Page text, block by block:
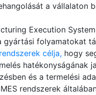
a vállalaton
Execution
gyártási folyamatokat
célja, hogy
hatékonyságának
és a termelési
rendszerek